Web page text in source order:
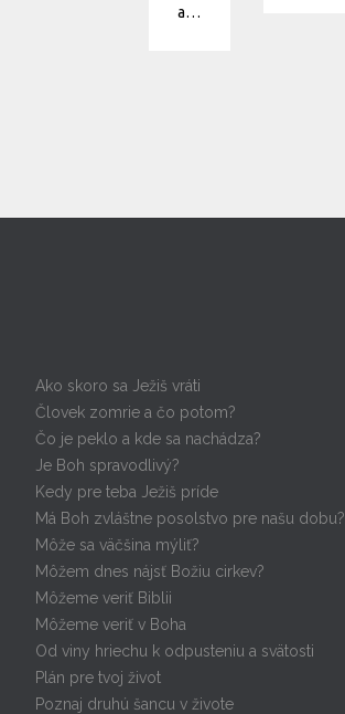
a…
Ako skoro sa Ježiš vráti
Človek zomrie a čo potom?
Čo je peklo a kde sa nachádza?
Je Boh spravodlivý?
Kedy pre teba Ježiš príde
Má Boh zvláštne posolstvo pre našu dobu?
Môže sa väčšina mýliť?
Môžem dnes nájsť Božiu cirkev?
Môžeme veriť Biblii
Môžeme veriť v Boha
Od viny hriechu k odpusteniu a svätosti
Plán pre tvoj život
Poznaj druhú šancu v živote